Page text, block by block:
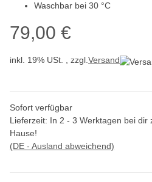
Waschbar bei 30 °C
79,00 €
inkl. 19% USt. , zzgl.Versand
Sofort verfügbar
Lieferzeit: In 2 - 3 Werktagen bei dir
Hause!
(DE - Ausland abweichend)